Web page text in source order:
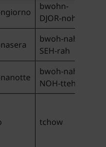
bwohn-
DJOR-noh
bwoh-nah-
SEH-rah
bwoh-nah-
NOH-tteh
tchow